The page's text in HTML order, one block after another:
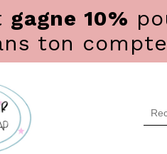
gagne 10%
ton